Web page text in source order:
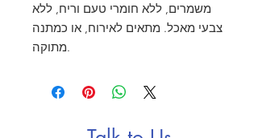
משמרים, ללא חומרי טעם וריח, ללא
צבעי מאכל. מתאים לאירוח, או כמתנה
מתוקה.